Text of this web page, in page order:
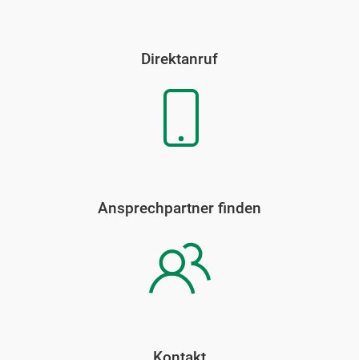
Direktanruf
Ansprechpartner finden